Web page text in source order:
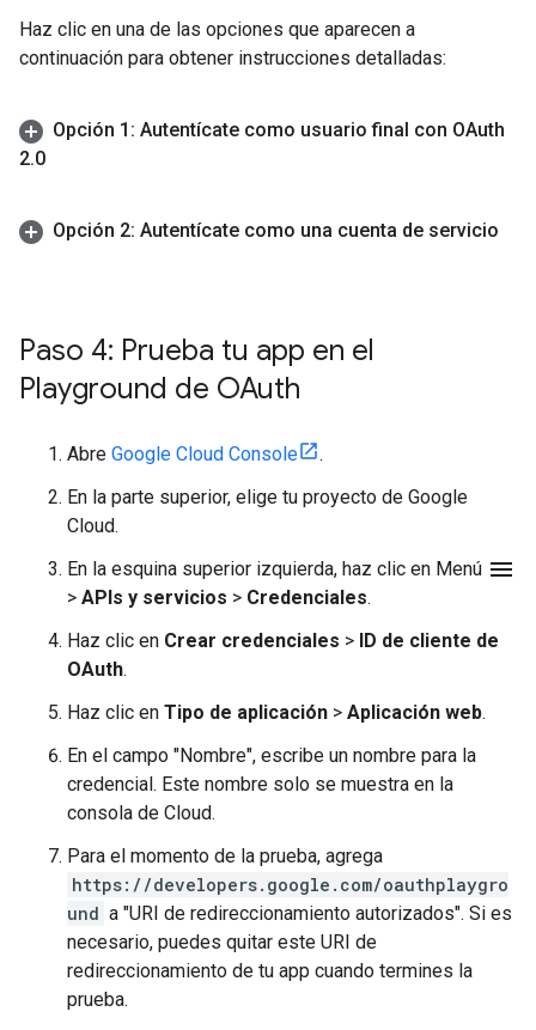
Haz clic en una de las opciones que aparecen a
continuación para obtener instrucciones detalladas:
Opción 1: Autentícate como usuario final con OAuth
2.0
Opción 2: Autentícate como una cuenta de servicio
Paso 4: Prueba tu app en el
Playground de OAuth
Abre Google Cloud Console
.
En la parte superior, elige tu proyecto de Google
Cloud.
En la esquina superior izquierda, haz clic en Menú menu
> APIs y servicios > Credenciales.
Haz clic en Crear credenciales > ID de cliente de
OAuth.
Haz clic en Tipo de aplicación > Aplicación web.
En el campo "Nombre", escribe un nombre para la
credencial. Este nombre solo se muestra en la
consola de Cloud.
Para el momento de la prueba, agrega
https://developers.google.com/oauthplaygro
und a "URI de redireccionamiento autorizados". Si es
necesario, puedes quitar este URI de
redireccionamiento de tu app cuando termines la
prueba.